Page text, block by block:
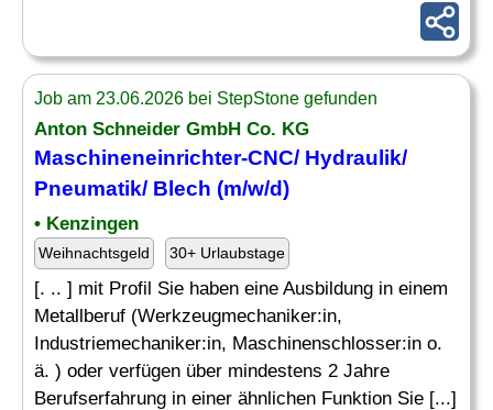
Job am 23.06.2026 bei StepStone gefunden
Anton Schneider GmbH Co. KG
Maschineneinrichter-CNC/ Hydraulik/
Pneumatik/ Blech (m/w/d)
• Kenzingen
Weihnachtsgeld 30+ Urlaubstage
[. .. ] mit Profil Sie haben eine Ausbildung in einem
Metallberuf (Werkzeugmechaniker:in,
Industriemechaniker:in, Maschinenschlosser:in o.
ä. ) oder verfügen über mindestens 2 Jahre
Berufserfahrung in einer ähnlichen Funktion Sie [...]